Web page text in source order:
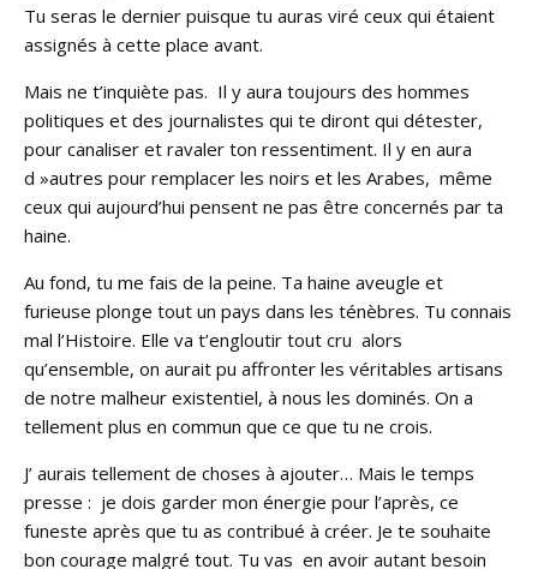
Tu seras le dernier puisque tu auras viré ceux qui étaient
assignés à cette place avant.
Mais ne t’inquiète pas. Il y aura toujours des hommes
politiques et des journalistes qui te diront qui détester,
pour canaliser et ravaler ton ressentiment. Il y en aura
d »autres pour remplacer les noirs et les Arabes, même
ceux qui aujourd’hui pensent ne pas être concernés par ta
haine.
Au fond, tu me fais de la peine. Ta haine aveugle et
furieuse plonge tout un pays dans les ténèbres. Tu connais
mal l’Histoire. Elle va t’engloutir tout cru alors
qu’ensemble, on aurait pu affronter les véritables artisans
de notre malheur existentiel, à nous les dominés. On a
tellement plus en commun que ce que tu ne crois.
J’ aurais tellement de choses à ajouter… Mais le temps
presse : je dois garder mon énergie pour l’après, ce
funeste après que tu as contribué à créer. Je te souhaite
bon courage malgré tout. Tu vas en avoir autant besoin